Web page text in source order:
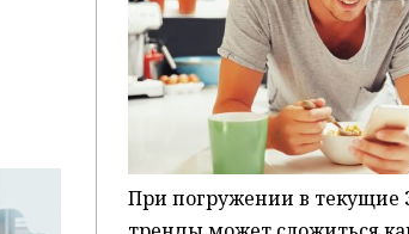
При погружении в